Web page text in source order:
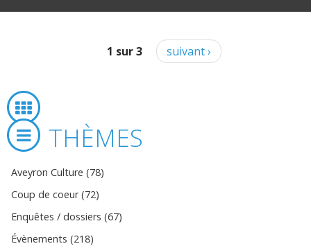
1 sur 3 suivant ›
THÈMES
Aveyron Culture (78)
Coup de coeur (72)
Enquêtes / dossiers (67)
Évènements (218)